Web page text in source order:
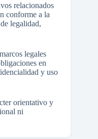
relacionados
conforme a la
legalidad,
legales
en
y uso
orientativo y
ni